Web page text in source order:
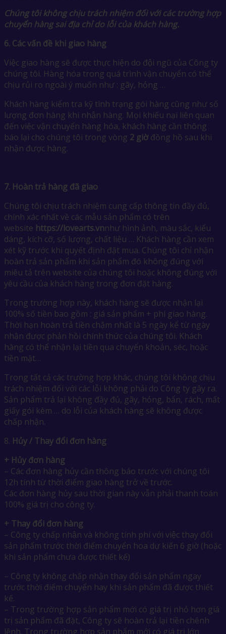
Chúng tôi không chịu trách nhiệm đối với các trường hợp
chuyển hàng sai địa chỉ do lỗi của khách hàng.
6. Các vấn đề khi giao hàng
Việc giao hàng sẽ được thực hiện do đội ngũ của Công ty
chúng tôi. Hàng hóa trong quá trình vận chuyển có thể
chịu rủi ro ngoài ý muốn như : gãy, hỏng …
Khách hàng kiểm tra kỹ tình trạng gói hàng cũng như số
lượng đơn hàng khi nhận hàng. Mọi khiếu nại liên quan
đến việc vận chuyển hàng hóa, khách hàng cần thông
báo lại cho chúng tôi trong vòng 2 giờđồng hồ sau khi
nhận được hàng.
7. Hoàn trả hàng đã giao
Chúng tôi chịu trách nhiệm cung cấp thông tin đầy đủ,
chính xác nhất về các mẫu sản phẩm có trên
website https://lovearts.vnnhư hình ảnh, màu sắc, kiểu
dáng, kích cỡ, số lượng, chất liệu … Khách hàng cần xem
xét kỹ trước khi quyết định đặt mua. Chúng tôi chỉ nhận
hoàn trả sản phẩm khi sản phẩm đó không đúng với
miêu tả trên website của chúng tôi hoặc không đúng với
yêu cầu của khách hàng trong đơn đặt hàng.
Trong trường hợp này, khách hàng sẽ được nhận lại
100% số tiền bao gồm : giá sản phẩm + phí giao hàng.
Thời hạn hoàn trả tiền chậm nhất là 5 ngày kể từ ngày
nhận được phản hồi chính thức của chúng tôi. Khách
hàng có thể nhận lại tiền qua chuyển khoản, séc, hoặc
tiền mặt…
Trong tất cả các trường hợp khác, chúng tôi không chịu
trách nhiệm đối với các lỗi không phải do Công ty gây ra.
Sản phẩm trả lại không đầy đủ, gãy, hỏng, bẩn, rách, mất
giấy gói kèm … do lỗi của khách hàng sẽ không được
chấp nhận.
8. Hủy / Thay đổi đơn hàng
+ Hủy đơn hàng
– Các đơn hàng hủy cần thông báo trước với chúng tôi
12h tính từ thời điểm giao hàng trở về trước.
Các đơn hàng hủy sau thời gian này vẫn phải thanh toán
100% giá trị cho công ty.
+ Thay đổi đơn hàng
– Công ty chấp nhận và không tính phí với việc thay đổi
sản phẩm trước thời điểm chuyển hoa dự kiến 6 giờ (hoặc
khi sản phẩm chưa được thiết kế)
– Công ty không chấp nhận thay đổi sản phẩm ngay
trước thời điểm chuyển hay khi sản phẩm đã được thiết
kế.
– Trong trường hợp sản phẩm mới có giá trị nhỏ hơn giá
trị sản phẩm đã đặt, Công ty sẽ hoàn trả lại tiền chênh
lệnh. Trong trường hợp sản phẩm mới có giá trị lớn